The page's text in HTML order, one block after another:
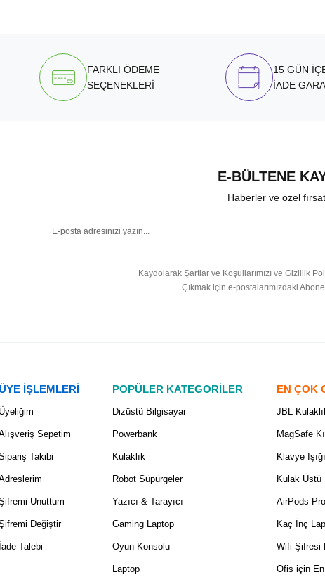
FARKLI ÖDEME
SEÇENEKLERİ
15 GÜN
İADE
E-BÜLTENE
Haberler ve özel
Kaydolarak Şartlar ve Koşullarımızı ve Gizlilik
Çıkmak için e-postalarımızdaki
İŞLEMLERİ
Üyeliğim
Sepetim
Takibi
Unuttum
Değiştir
İade Talebi
POPÜLER KATEGORİLER
Dizüstü Bilgisayar
Powerbank
Kulaklık
Robot Süpürgeler
Yazıcı & Tarayıcı
Gaming Laptop
Oyun Konsolu
Laptop
EN ÇOK
JBL
MagSafe
Klavye
Kulak Üstü
AirPods
Kaç İnç
Wifi Şifresi
Ofis için En